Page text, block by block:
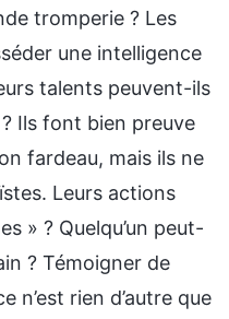
tromperie ? Les
une intelligence
talents peuvent-ils
Ils font bien preuve
fardeau, mais ils ne
Leurs actions
» ? Quelqu’un peut-
? Témoigner de
n’est rien d’autre que